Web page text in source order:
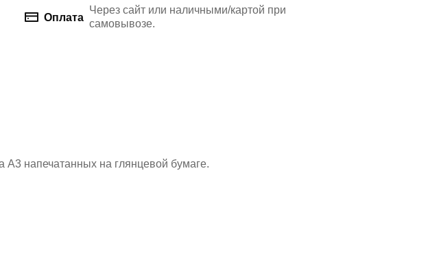
Оплата
Через сайт или наличными/картой при
самовывозе.
А3 напечатанных на глянцевой бумаге.